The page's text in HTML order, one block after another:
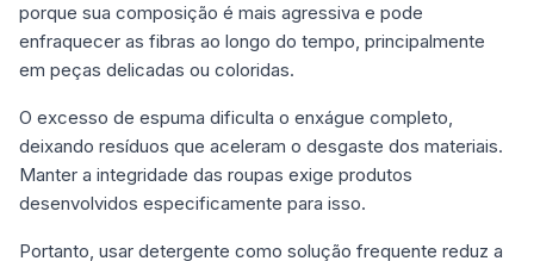
porque sua composição é mais agressiva e pode
enfraquecer as fibras ao longo do tempo, principalmente
em peças delicadas ou coloridas.
O excesso de espuma dificulta o enxágue completo,
deixando resíduos que aceleram o desgaste dos materiais.
Manter a integridade das roupas exige produtos
desenvolvidos especificamente para isso.
Portanto, usar detergente como solução frequente reduz a